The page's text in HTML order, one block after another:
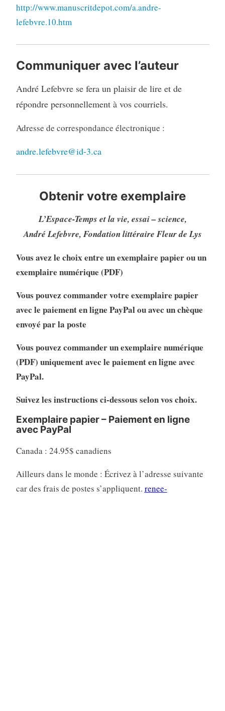
http://www.manuscritdepot.com/a.andre-
lefebvre.10.htm
Communiquer avec l’auteur
André Lefebvre se fera un plaisir de lire et de
répondre personnellement à vos courriels.
Adresse de correspondance électronique :
andre.lefebvre@id-3.ca
Obtenir votre exemplaire
L’Espace-Temps et la vie, essai – science,
André Lefebvre, Fondation littéraire Fleur de Lys
Vous avez le choix entre un exemplaire papier ou un
exemplaire numérique (PDF)
Vous pouvez commander votre exemplaire papier
avec le paiement en ligne PayPal ou avec un chèque
envoyé par la poste
Vous pouvez commander un exemplaire numérique
(PDF) uniquement avec le paiement en ligne avec
PayPal.
Suivez les instructions ci-dessous selon vos choix.
Exemplaire papier – Paiement en ligne
avec PayPal
Canada : 24.95$ canadiens
Ailleurs dans le monde : Écrivez à l’adresse suivante
car des frais de postes s’appliquent. renee-